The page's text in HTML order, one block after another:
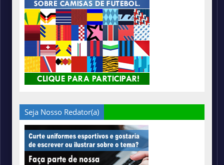
Seja Nosso Redator(a)